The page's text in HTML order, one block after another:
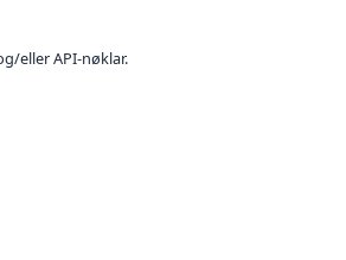
eller API-nøklar.